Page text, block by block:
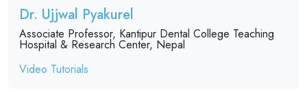
Dr. Ujjwal Pyakurel
Associate Professor, Kantipur Dental College Teaching
Hospital & Research Center, Nepal
Video Tutorials